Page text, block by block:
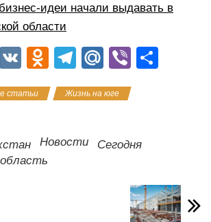
идеи начали выдавать в
области
T
V
O
n
kl
T
e
a
M
.R
Vi
ть
статьи Жизнь на юге
Новости
Сегодня